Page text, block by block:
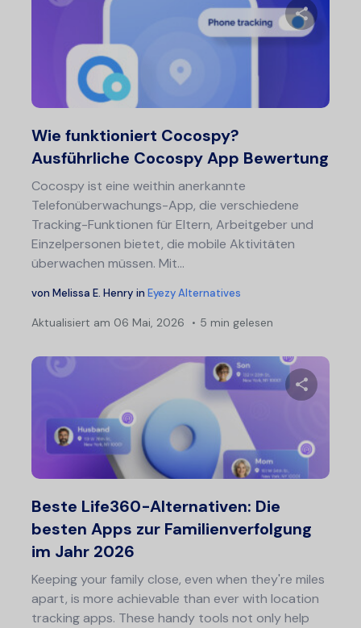
Wie funktioniert Cocospy?
Ausführliche Cocospy App Bewertung
Cocospy ist eine weithin anerkannte
Telefonüberwachungs-App, die verschiedene
Tracking-Funktionen für Eltern, Arbeitgeber und
Einzelpersonen bietet, die mobile Aktivitäten
überwachen müssen. Mit...
von Melissa E. Henry in Eyezy Alternatives
Aktualisiert am 06 Mai, 2026 5 min gelesen
Beste Life360-Alternativen: Die
besten Apps zur Familienverfolgung
im Jahr 2026
Keeping your family close, even when they're miles
apart, is more achievable than ever with location
tracking apps. These handy tools not only help